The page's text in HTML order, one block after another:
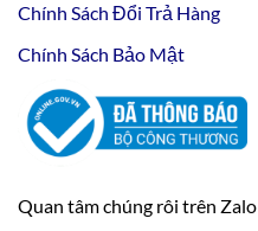
Chính Sách Đổi Trả Hàng
Chính Sách Bảo Mật
Quan tâm chúng rôi trên Zalo